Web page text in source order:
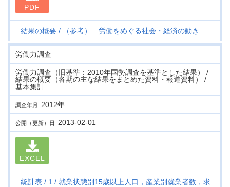
PDF
結果の概要 （参考） 労働をめぐる社会・経済の動き
労働力調査
労働力調査（旧基準：2010年国勢調査を基準とした結果） /
結果の概要（各期の主な結果をまとめた資料・報道資料） /
基本集計
調査年月 2012年
公開（更新）日 2013-02-01
EXCEL
統計表 1
就業状態別15歳以上人口，産業別就業者数，求